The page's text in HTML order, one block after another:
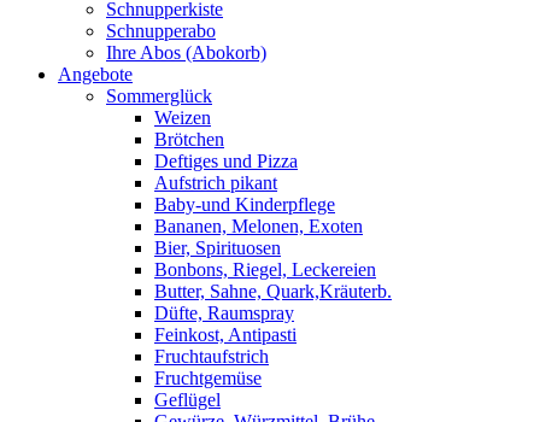
Schnupperkiste
Schnupperabo
Ihre Abos (Abokorb)
Angebote
Sommerglück
Weizen
Brötchen
Deftiges und Pizza
Aufstrich pikant
Baby-und Kinderpflege
Bananen, Melonen, Exoten
Bier, Spirituosen
Bonbons, Riegel, Leckereien
Butter, Sahne, Quark,Kräuterb.
Düfte, Raumspray
Feinkost, Antipasti
Fruchtaufstrich
Fruchtgemüse
Geflügel